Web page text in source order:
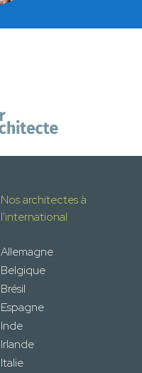
Nos architectes à
l'international
Allemagne
Belgique
Brésil
Espagne
Inde
Irlande
Italie